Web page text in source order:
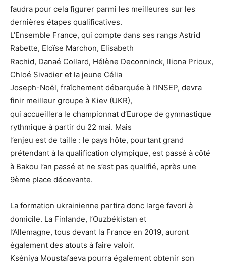
faudra pour cela figurer parmi les meilleures sur les
dernières étapes qualificatives.
L’Ensemble France, qui compte dans ses rangs Astrid
Rabette, Eloïse Marchon, Elisabeth
Rachid, Danaé Collard, Hélène Deconninck, Iliona Prioux,
Chloé Sivadier et la jeune Célia
Joseph-Noël, fraîchement débarquée à l’INSEP, devra
finir meilleur groupe à Kiev (UKR),
qui accueillera le championnat d’Europe de gymnastique
rythmique à partir du 22 mai. Mais
l’enjeu est de taille : le pays hôte, pourtant grand
prétendant à la qualification olympique, est passé à côté
à Bakou l’an passé et ne s’est pas qualifié, après une
9ème place décevante.
La formation ukrainienne partira donc large favori à
domicile. La Finlande, l’Ouzbékistan et
l’Allemagne, tous devant la France en 2019, auront
également des atouts à faire valoir.
Kséniya Moustafaeva pourra également obtenir son